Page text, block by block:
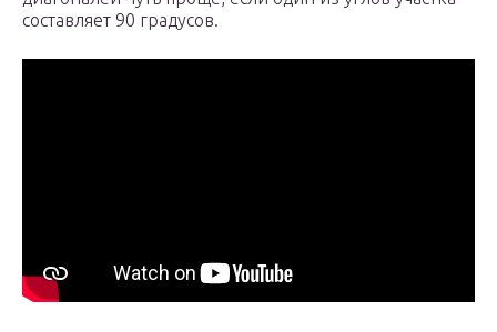
составляет 90 градусов.